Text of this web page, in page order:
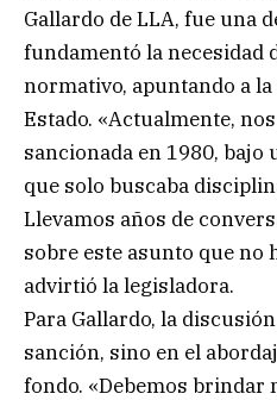
Gallardo de LLA, fue una
fundamentó la necesidad
normativo, apuntando a
Estado. «Actualmente,
sancionada en 1980,
que solo buscaba
Llevamos años de
sobre este asunto que no
advirtió la legisladora.
Para Gallardo, la
sanción, sino en el
fondo. «Debemos brindar